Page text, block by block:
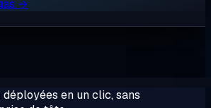
→
en un clic, sans